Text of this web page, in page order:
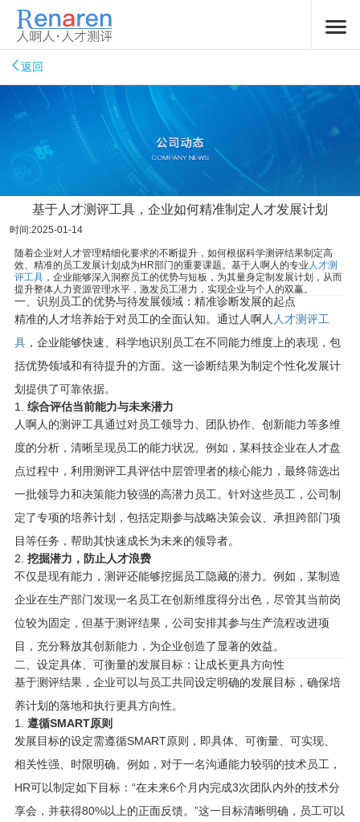
返回
基于人才测评工具，企业如何精准制定人才发展计划
时间:2025-01-14
随着企业对人才管理精细化要求的不断提升，如何根据科学测评结果制定高
效、精准的员工发展计划成为HR部门的重要课题。基于人啊人的专业 人才测
评工具，企业能够深入洞察员工的优势与短板，为其量身定制发展计划，从而
提升整体人力资源管理水平，激发员工潜力，实现企业与个人的双赢。
一、识别员工的优势与待发展领域：精准诊断发展的起点
精准的人才培养始于对员工的全面认知。通过人啊人 人才测评工
具，企业能够快速、科学地识别员工在不同能力维度上的表现，包
括优势领域和有待提升的方面。这一诊断结果为制定个性化发展计
划提供了可靠依据。
1. 综合评估当前能力与未来潜力
人啊人的测评工具通过对员工领导力、团队协作、创新能力等多维
度的分析，清晰呈现员工的能力状况。例如，某科技企业在人才盘
点过程中，利用测评工具评估中层管理者的核心能力，最终筛选出
一批领导力和决策能力较强的高潜力员工。针对这些员工，公司制
定了专项的培养计划，包括定期参与战略决策会议、承担跨部门项
目等任务，帮助其快速成长为未来的领导者。
2. 挖掘潜力，防止人才浪费
不仅是现有能力，测评还能够挖掘员工隐藏的潜力。例如，某制造
企业在生产部门发现一名员工在创新维度得分出色，尽管其当前岗
位较为固定，但基于测评结果，公司安排其参与生产流程改进项
目，充分释放其创新能力，为企业创造了显著的效益。
二、设定具体、可衡量的发展目标：让成长更具方向性
基于测评结果，企业可以与员工共同设定明确的发展目标，确保培
养计划的落地和执行更具方向性。
1. 遵循SMART原则
发展目标的设定需遵循SMART原则，即具体、可衡量、可实现、
相关性强、时限明确。例如，对于一名沟通能力较弱的技术员工，
HR可以制定如下目标：“在未来6个月内完成3次团队内外的技术分
享会，并获得80%以上的正面反馈。”这一目标清晰明确，员工可以